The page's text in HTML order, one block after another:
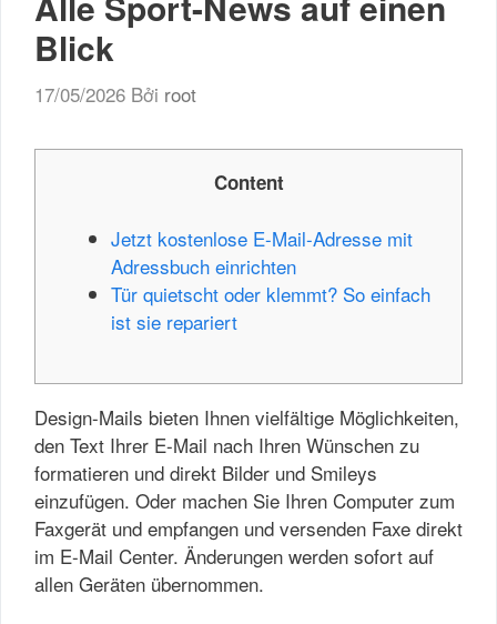
Blick
17/05/2026 Bởi root
Content
Jetzt kostenlose E-Mail-Adresse mit
Adressbuch einrichten
Tür quietscht oder klemmt? So einfach
ist sie repariert
Design-Mails bieten Ihnen vielfältige Möglichkeiten,
den Text Ihrer E-Mail nach Ihren Wünschen zu
formatieren und direkt Bilder und Smileys
einzufügen. Oder machen Sie Ihren Computer zum
Faxgerät und empfangen und versenden Faxe direkt
im E-Mail Center. Änderungen werden sofort auf
allen Geräten übernommen.